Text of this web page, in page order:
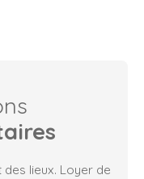
lieux. Loyer de